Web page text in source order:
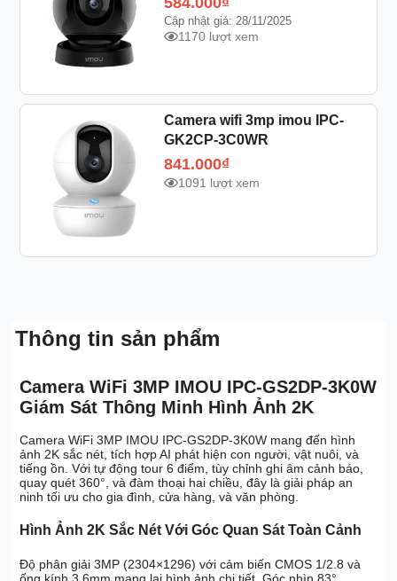
Thông tin sản phẩm
Camera WiFi 3MP IMOU IPC-GS2DP-3K0W
Giám Sát Thông Minh Hình Ảnh 2K
Camera WiFi 3MP IMOU IPC-GS2DP-3K0W mang đến hình
ảnh 2K sắc nét, tích hợp AI phát hiện con người, vật nuôi, và
tiếng ồn. Với tự động tour 6 điểm, tùy chỉnh ghi âm cảnh báo,
quay quét 360°, và đàm thoại hai chiều, đây là giải pháp an
ninh tối ưu cho gia đình, cửa hàng, và văn phòng.
Hình Ảnh 2K Sắc Nét Với Góc Quan Sát Toàn Cảnh
Độ phân giải 3MP (2304×1296) với cảm biến CMOS 1/2.8 và
Cập nhật giá: 28/11/2025
1170 lượt xem
Camera wifi 3mp imou IPC-
GK2CP-3C0WR
841.000₫
1091 lượt xem